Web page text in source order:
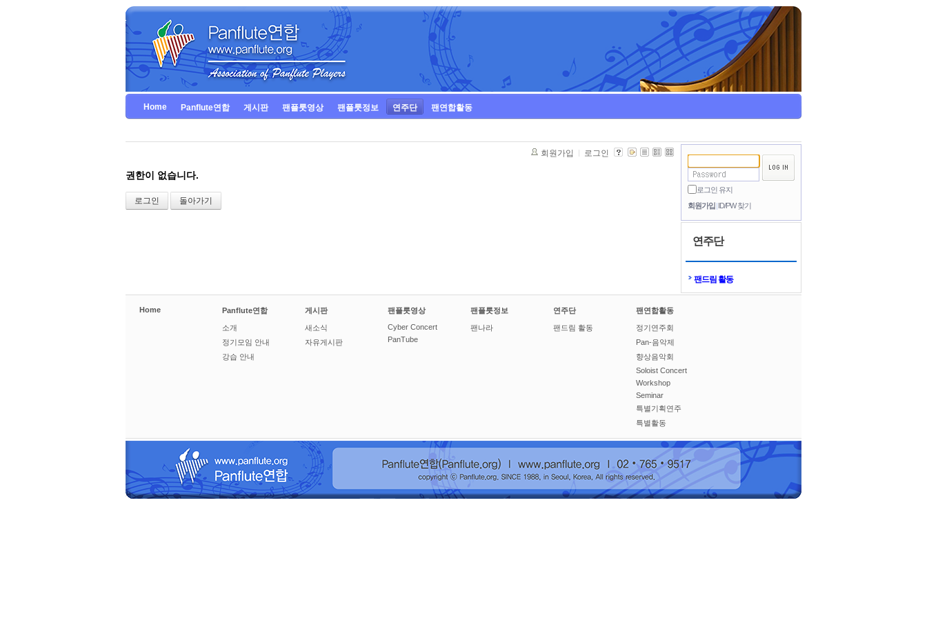
Home Panflute연합 게시판 팬플룻영상 팬플룻정보 연주단 팬연합활동
로그인 유지
회원가입 ID/PW 찾기
연주단
팬드림 활동
회원가입 로그인
권한이 없습니다.
로그인 돌아가기
Home Panflute연합
소개
정기모임 안내
강습 안내
게시판
새소식
자유게시판
팬플룻영상
Cyber Concert
PanTube
팬플룻정보
팬나라
연주단
팬드림 활동
팬연합활동
정기연주회
Pan-음악제
향상음악회
Soloist Concert
Workshop
Seminar
특별기획연주
특별활동